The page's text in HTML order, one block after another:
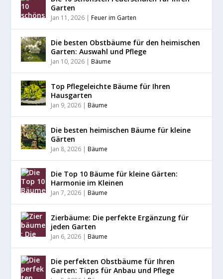
Garten
Jan 11, 2026 |Feuer im Garten
Die besten Obstbäume für den heimischen
Garten: Auswahl und Pflege
Jan 10, 2026 |Bäume
Top Pflegeleichte Bäume für Ihren
Hausgarten
Jan 9, 2026 |Bäume
Die besten heimischen Bäume für kleine
Gärten
Jan 8, 2026 |Bäume
Die Top 10 Bäume für kleine Gärten:
Harmonie im Kleinen
Jan 7, 2026 |Bäume
Zierbäume: Die perfekte Ergänzung für
jeden Garten
Jan 6, 2026 |Bäume
Die perfekten Obstbäume für Ihren
Garten: Tipps für Anbau und Pflege